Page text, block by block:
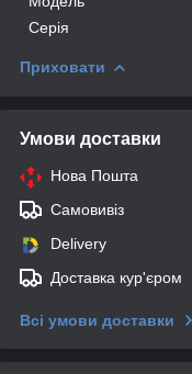
Серія
Приховати
Умови доставки
Нова Пошта
Самовивіз
Delivery
Доставка кур'єром
Всі умови доставки